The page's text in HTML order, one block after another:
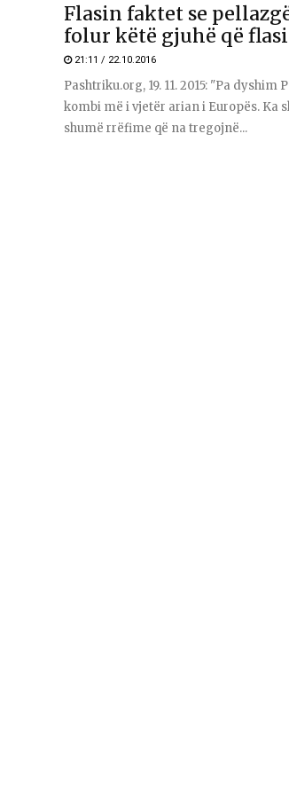
Flasin faktet se
folur këtë gjuhë që
21:11 / 22.10.2016
Pashtriku.org, 19. 11. 2015: "Pa dyshim
kombi më i vjetër arian i Europës. Ka
shumë rrëfime që na tregojnë...